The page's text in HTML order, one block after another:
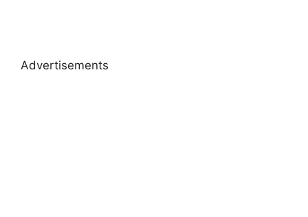
Advertisements